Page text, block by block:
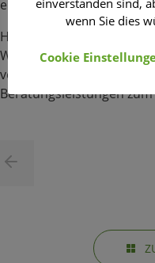
ein umfassenderes
Haben auch Sie
verbessern? Informieren
Beratungsleistungen
wenn Sie dies
Cookie